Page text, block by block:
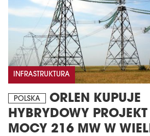
INFRASTRUKTURA
POLSKA
ORLEN KUPUJE
HYBRYDOWY
MOCY 216 MW W